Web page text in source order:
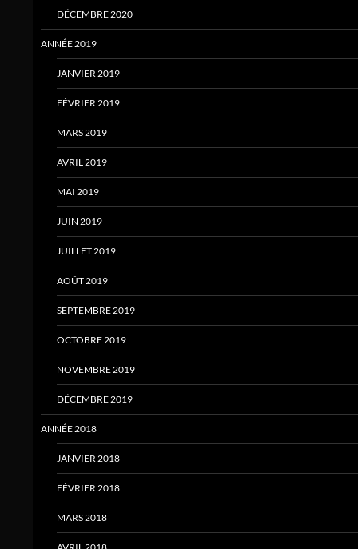
DÉCEMBRE 2020
ANNÉE 2019
JANVIER 2019
FÉVRIER 2019
MARS 2019
AVRIL 2019
MAI 2019
JUIN 2019
JUILLET 2019
AOÛT 2019
SEPTEMBRE 2019
OCTOBRE 2019
NOVEMBRE 2019
DÉCEMBRE 2019
ANNÉE 2018
JANVIER 2018
FÉVRIER 2018
MARS 2018